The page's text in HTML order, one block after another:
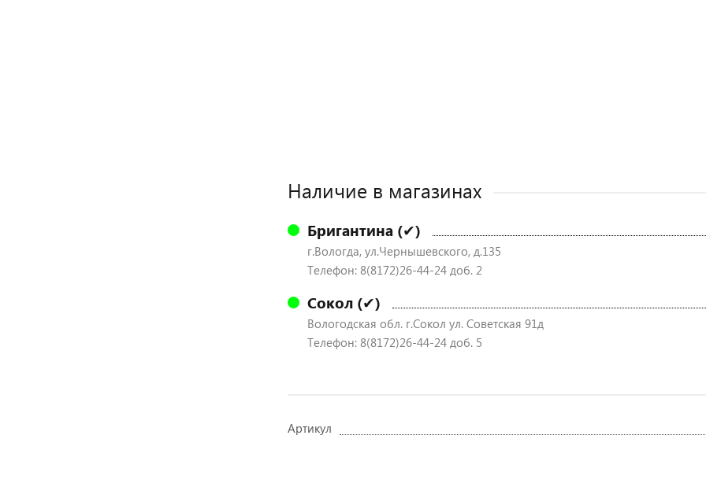
Наличие в магазинах
Бригантина (✔)
г.Вологда, ул.Чернышевского, д.135
Телефон: 8(8172)26-44-24 доб. 2
Сокол (✔)
Вологодская обл. г.Сокол ул. Советская 91д
Телефон: 8(8172)26-44-24 доб. 5
Артикул